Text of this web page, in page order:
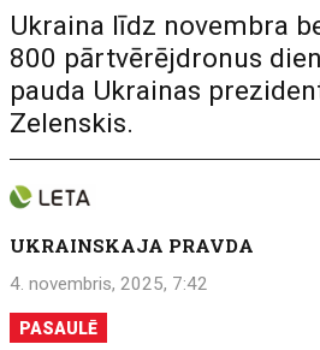
Ukraina līdz novembra
800 pārtvērējdronus
pauda Ukrainas
Zelenskis.
UKRAINSKAJA PRAVDA
4. novembris, 2025, 7:42
PASAULĒ